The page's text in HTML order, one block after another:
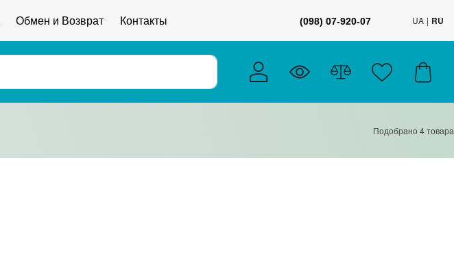
Обмен и Возврат Контакты (098) 07-920-07 UA RU
Подобрано 4товара